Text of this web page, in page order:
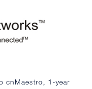
cnMaestro, 1-year